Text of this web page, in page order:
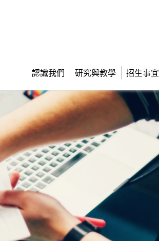
認識我們 研究與教學 招生事宜